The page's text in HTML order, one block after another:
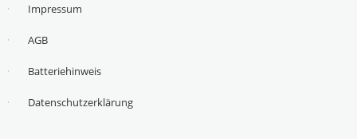
Impressum
AGB
Batteriehinweis
Datenschutzerklärung